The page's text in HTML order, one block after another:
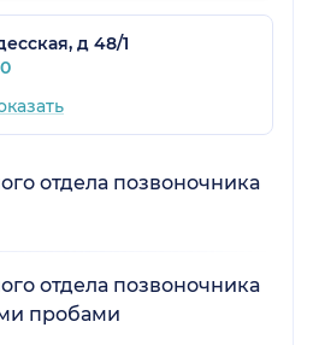
что улучшения есть.
д 48/1
отдела позвоночника
отдела позвоночника
пробами